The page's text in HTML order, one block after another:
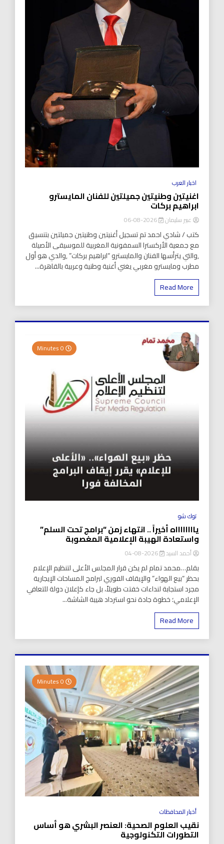
اخبار العرب
اغنيتين وطنيتين جميلتين للفنان المايسترو
ابراهيم بركات
عبير سليمان 2026-08-06
كتب / شادي احمد تم تسجيل أغنيتين وطنيتين جميلتين بتنسيق
مع جمعية الأركسترا السمفونية المغربية للموسيقى الأصيلة
,والتي يترأسها الفنان والمايسترو “ابراهيم بركات” ,والدي هو أول
مطرب ومايسترو مغربي يغني أغنية وطنية وعربية بالقاهرة...
Read More
توك شو
يااااااااه أخيراً .. انتهاء زمن “برامج تحت السلم”
واستعادة الهيبة الإعلامية المغصوبة
أحمد السيد 2026-08-04
بقلم…محمد تمام لم يكن قرار المجلس الأعلى لتنظيم الإعلام
بحظر “بيع الهواء” والإيقاف الفوري لبرامج المساحات الإيجارية
مجرد استجابة لنداءات خفتت طويلاً، بل جاء كإعلان دولة للتعافي
الإعلامي؛ خطوة جادة نحو استرداد هيبة الشاشة...
Read More
أخبار المحافظات
نقيب العلوم الصحية: العنصر البشري هو أساس
التطورات التكنولوجية